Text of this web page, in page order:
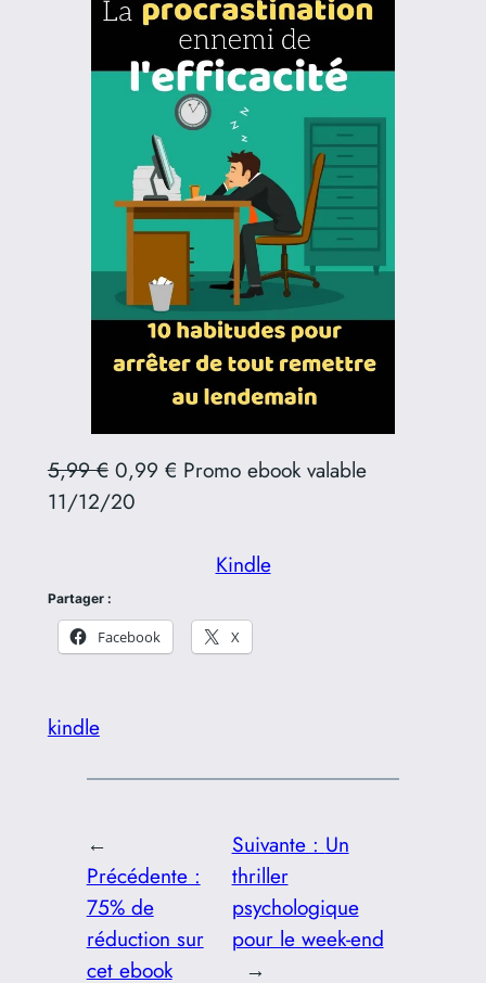
5,99 €0,99 € Promo ebook valable
11/12/20
Kindle
Partager :
Facebook X
kindle
←
Précédente :
75% de
réduction sur
cet ebook
Suivante : Un
thriller
psychologique
pour le week-end
→